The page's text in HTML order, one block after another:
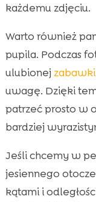
każdemu zdjęciu.
Warto również
pupila. Podczas
ulubionej zabawki
uwagę. Dzięki
patrzeć prosto w
bardziej
Jeśli chcemy w
jesiennego
kątami i